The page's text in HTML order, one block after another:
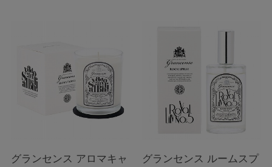
グランセンス アロマキャ
グランセンス ルームスプ